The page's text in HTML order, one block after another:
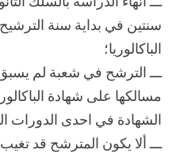
سنتين في بداية سنة
الباكالوريا؛
ـــ الترشح في شعبة لم
مسالكها على شهادة
الشهادة في احدى الدورات
ـــ ألا يكون المترشح قد